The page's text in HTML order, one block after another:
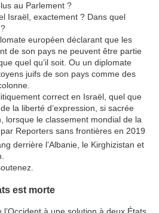
au Parlement ?
Israël, exactement ? Dans quel
européen déclarant que les
de son pays ne peuvent être partie
quel qu’il soit. Ou un diplomate
juifs de son pays comme des
correct en Israël, quel que
la liberté d’expression, si sacrée
lorsque le classement mondial de la
Reporters sans frontières en 2019
derrière l’Albanie, le Kirghizistan et
est morte